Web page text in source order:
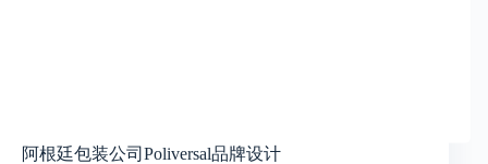
阿根廷包装公司Poliversal品牌设计